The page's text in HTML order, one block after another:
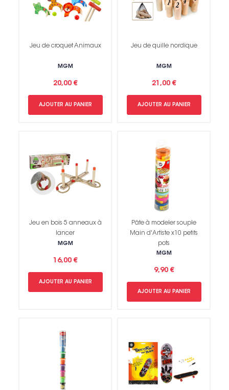
Jeu de croquet Animaux
MGM
20,00 €
AJOUTER AU PANIER
Jeu de quille nordique
MGM
21,00 €
AJOUTER AU PANIER
Jeu en bois 5 anneaux à
lancer
MGM
16,00 €
AJOUTER AU PANIER
Pâte à modeler souple
Main d'Artiste x10 petits
pots
MGM
9,90 €
AJOUTER AU PANIER
Non merci !